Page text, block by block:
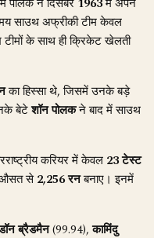
साउथ अफ्रीकी टीम केवल
के साथ ही क्रिकेट खेलती
का हिस्सा थे, जिसमें उनके बड़े
बेटेशॉन पोलकने बाद में साउथ
करियर में केवल 23 टेस्ट
से2,256 रनबनाए। इनमें
ब्रैडमैन(99.94),कामिंदु